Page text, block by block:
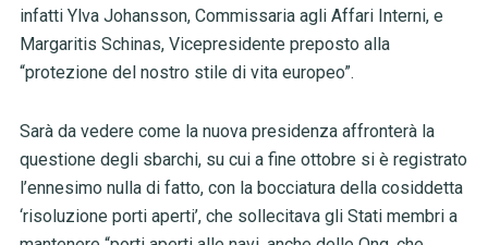
infatti Ylva Johansson, Commissaria agli Affari Interni, e
Margaritis Schinas, Vicepresidente preposto alla
“protezione del nostro stile di vita europeo”.
Sarà da vedere come la nuova presidenza affronterà la
questione degli sbarchi, su cui a fine ottobre si è registrato
l’ennesimo nulla di fatto, con la bocciatura della cosiddetta
‘risoluzione porti aperti’, che sollecitava gli Stati membri a